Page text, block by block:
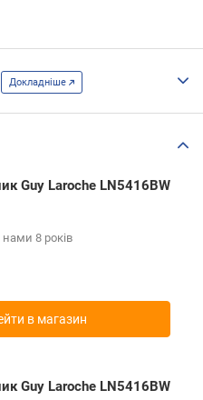
Докладніше
Guy Laroche LN5416BW
нами 8 років
в магазин
Guy Laroche LN5416BW